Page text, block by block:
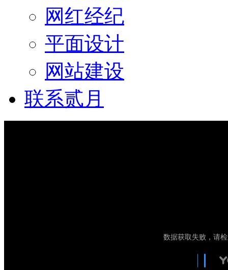
网红经纪
平面设计
网站建设
联系贰月